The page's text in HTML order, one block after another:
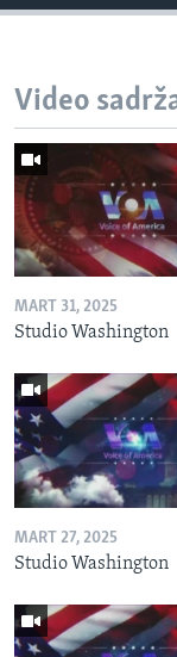
Video
MART 31, 2025
Studio Washington
MART 27, 2025
Studio Washington